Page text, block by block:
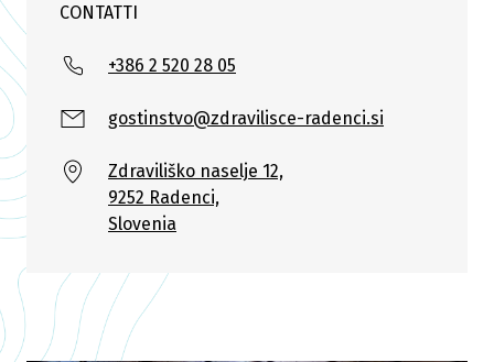
CONTATTI
+386 2 520 28 05
gostinstvo@zdravilisce-radenci.si
Zdraviliško naselje 12,
9252 Radenci,
Slovenia